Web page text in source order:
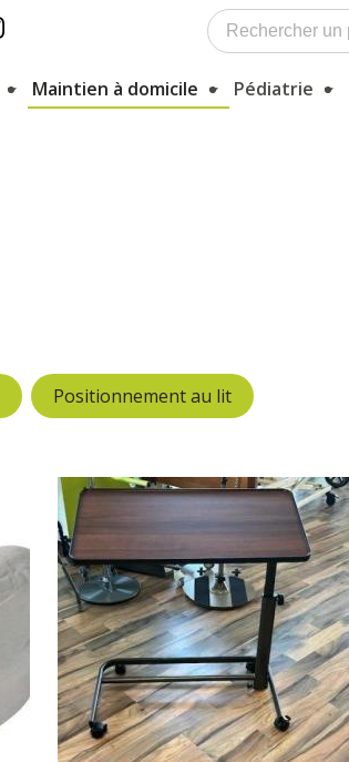
Maintien à domicile Pédiatrie
Positionnement au lit